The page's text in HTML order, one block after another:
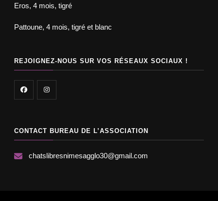
Eros, 4 mois, tigré
Pattoune, 4 mois, tigré et blanc
REJOIGNEZ-NOUS SUR VOS RÉSEAUX SOCIAUX !
CONTACT BUREAU DE L’ASSOCIATION
chatslibresnimesagglo30@gmail.com